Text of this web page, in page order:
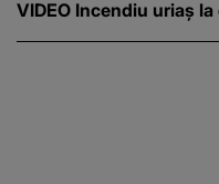
VIDEO Incendiu uriaș